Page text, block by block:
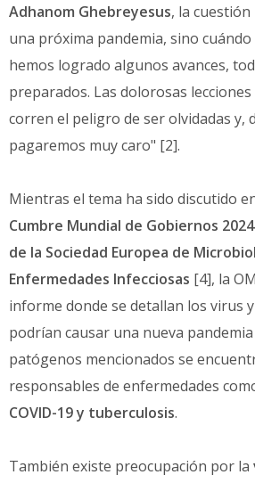
Adhanom Ghebreyesus, la
una próxima pandemia, sino
hemos logrado algunos avances,
preparados. Las dolorosas
corren el peligro de ser olvidadas y,
pagaremos muy caro" [2].
Mientras el tema ha sido discutido
Cumbre Mundial de Gobiernos 2024
de la Sociedad Europea de
Enfermedades Infecciosas [4], la
informe donde se detallan los virus
podrían causar una nueva
patógenos mencionados se
responsables de enfermedades
COVID-19 y tuberculosis.
También existe preocupación por la